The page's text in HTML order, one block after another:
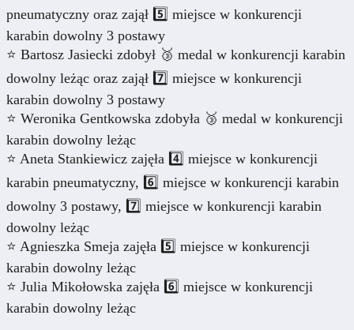
pneumatyczny oraz zajął 5️⃣ miejsce w konkurencji
karabin dowolny 3 postawy
⭐️ Bartosz Jasiecki zdobył 🥉 medal w konkurencji karabin
dowolny leżąc oraz zajął 7️⃣ miejsce w konkurencji
karabin dowolny 3 postawy
⭐️ Weronika Gentkowska zdobyła 🥉 medal w konkurencji
karabin dowolny leżąc
⭐️ Aneta Stankiewicz zajęła 4️⃣ miejsce w konkurencji
karabin pneumatyczny, 6️⃣ miejsce w konkurencji karabin
dowolny 3 postawy, 7️⃣ miejsce w konkurencji karabin
dowolny leżąc
⭐️ Agnieszka Smeja zajęła 5️⃣ miejsce w konkurencji
karabin dowolny leżąc
⭐️ Julia Mikołowska zajęła 6️⃣ miejsce w konkurencji
karabin dowolny leżąc